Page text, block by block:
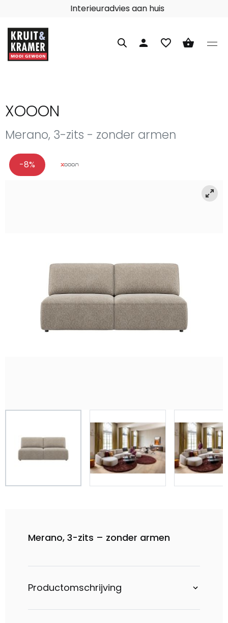
Interieuradvies aan huis
person favorite_border shopping_basket
XOOON
Merano, 3-zits - zonder armen
-8%
Merano, 3-zits – zonder armen
Productomschrijving